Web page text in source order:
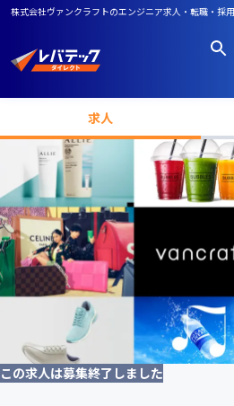
株式会社ヴァンクラフトのエンジニア求人・転職・採
求人
この求人は募集終了しました